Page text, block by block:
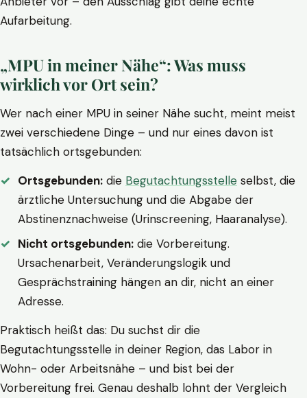
Aufarbeitung.
„MPU in meiner Nähe“: Was muss
wirklich vor Ort sein?
Wer nach einer MPU in seiner Nähe sucht, meint meist
zwei verschiedene Dinge – und nur eines davon ist
tatsächlich ortsgebunden:
Ortsgebunden: die Begutachtungsstelle selbst, die
ärztliche Untersuchung und die Abgabe der
Abstinenznachweise (Urinscreening, Haaranalyse).
Nicht ortsgebunden: die Vorbereitung.
Ursachenarbeit, Veränderungslogik und
Gesprächstraining hängen an dir, nicht an einer
Adresse.
Praktisch heißt das: Du suchst dir die
Begutachtungsstelle in deiner Region, das Labor in
Wohn- oder Arbeitsnähe – und bist bei der
Vorbereitung frei. Genau deshalb lohnt der Vergleich